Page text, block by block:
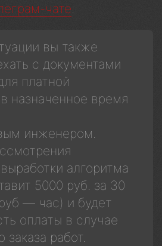
чате.
вы также
с документами
платной
назначенное время
инженером.
алгоритма
5000 руб. за 30
— час) и будет
оплаты в случае
работ.